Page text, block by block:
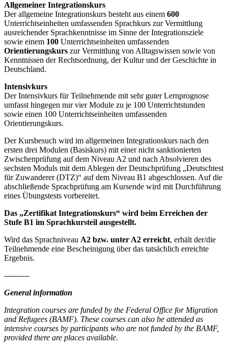
Allgemeiner Integrationskurs
Der allgemeine Integrationskurs besteht aus einem 600
Unterrichtseinheiten umfassenden Sprachkurs zur Vermittlung
ausreichender Sprachkenntnisse im Sinne der Integrationsziele
sowie einem 100 Unterrichtseinheiten umfassenden
Orientierungskurs zur Vermittlung von Alltagswissen sowie von
Kenntnissen der Rechtsordnung, der Kultur und der Geschichte in
Deutschland.
Intensivkurs
Der Intensivkurs für Teilnehmende mit sehr guter Lernprognose
umfasst hingegen nur vier Module zu je 100 Unterrichtstunden
sowie einen 100 Unterrichtseinheiten umfassenden
Orientierungskurs.
Der Kursbesuch wird im allgemeinen Integrationskurs nach den
ersten drei Modulen (Basiskurs) mit einer nicht sanktionierten
Zwischenprüfung auf dem Niveau A2 und nach Absolvieren des
sechsten Moduls mit dem Ablegen der Deutschprüfung „Deutschtest
für Zuwanderer (DTZ)“ auf dem Niveau B1 abgeschlossen. Auf die
abschließende Sprachprüfung am Kursende wird mit Durchführung
eines Übungstests vorbereitet.
Das „Zertifikat Integrationskurs“ wird beim Erreichen der
Stufe B1 im Sprachkursteil ausgestellt.
Wird das Sprachniveau A2 bzw. unter A2 erreicht, erhält der/die
Teilnehmende eine Bescheinigung über das tatsächlich erreichte
Ergebnis.
----------
General information
Integration courses are funded by the Federal Office for Migration
and Refugees (BAMF). These courses can also be attended as
intensive courses by participants who are not funded by the BAMF,
provided there are places available.